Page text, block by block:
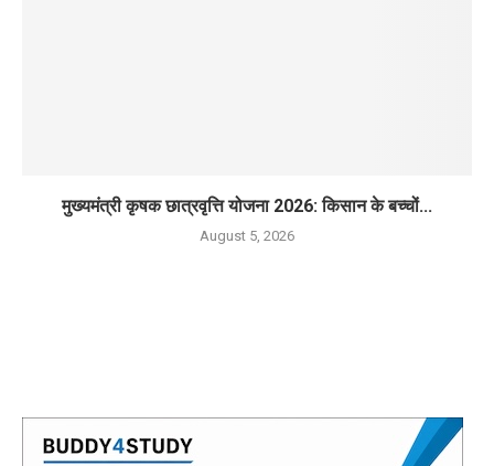
मुख्यमंत्री कृषक छात्रवृत्ति योजना 2026: किसान के बच्चों...
August 5, 2026